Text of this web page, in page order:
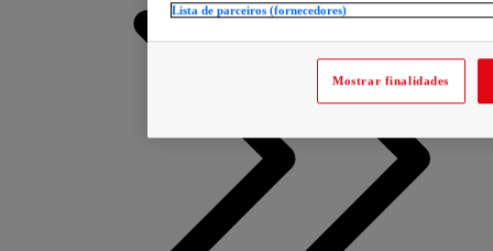
Lista de parceiros (fornecedores)
Mostrar finalidades